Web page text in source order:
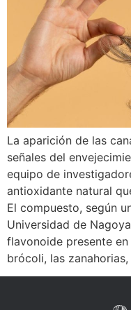
La aparición de las
señales del
equipo de
antioxidante natural
El compuesto, según
Universidad de
flavonoide presente
brócoli, las